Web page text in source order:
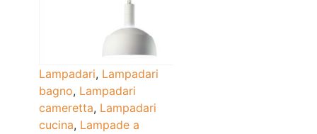
Lampadari, Lampadari
bagno, Lampadari
cameretta, Lampadari
cucina, Lampade a